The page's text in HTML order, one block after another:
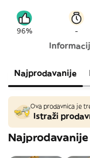
96% -
Najprodavanije
Ova prodavnica je
Istraži
Najprodavanije